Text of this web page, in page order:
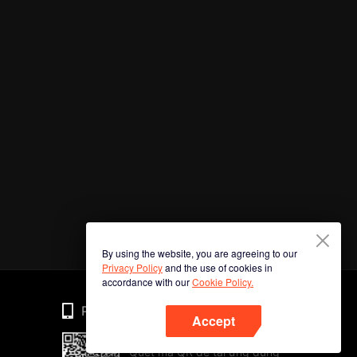
By using the website, you are agreeing to our
Privacy Policyand the use of cookies in
accordance with ourCookie Policy.
Accept
Phone
Quét mã QR để tải ứng dụng